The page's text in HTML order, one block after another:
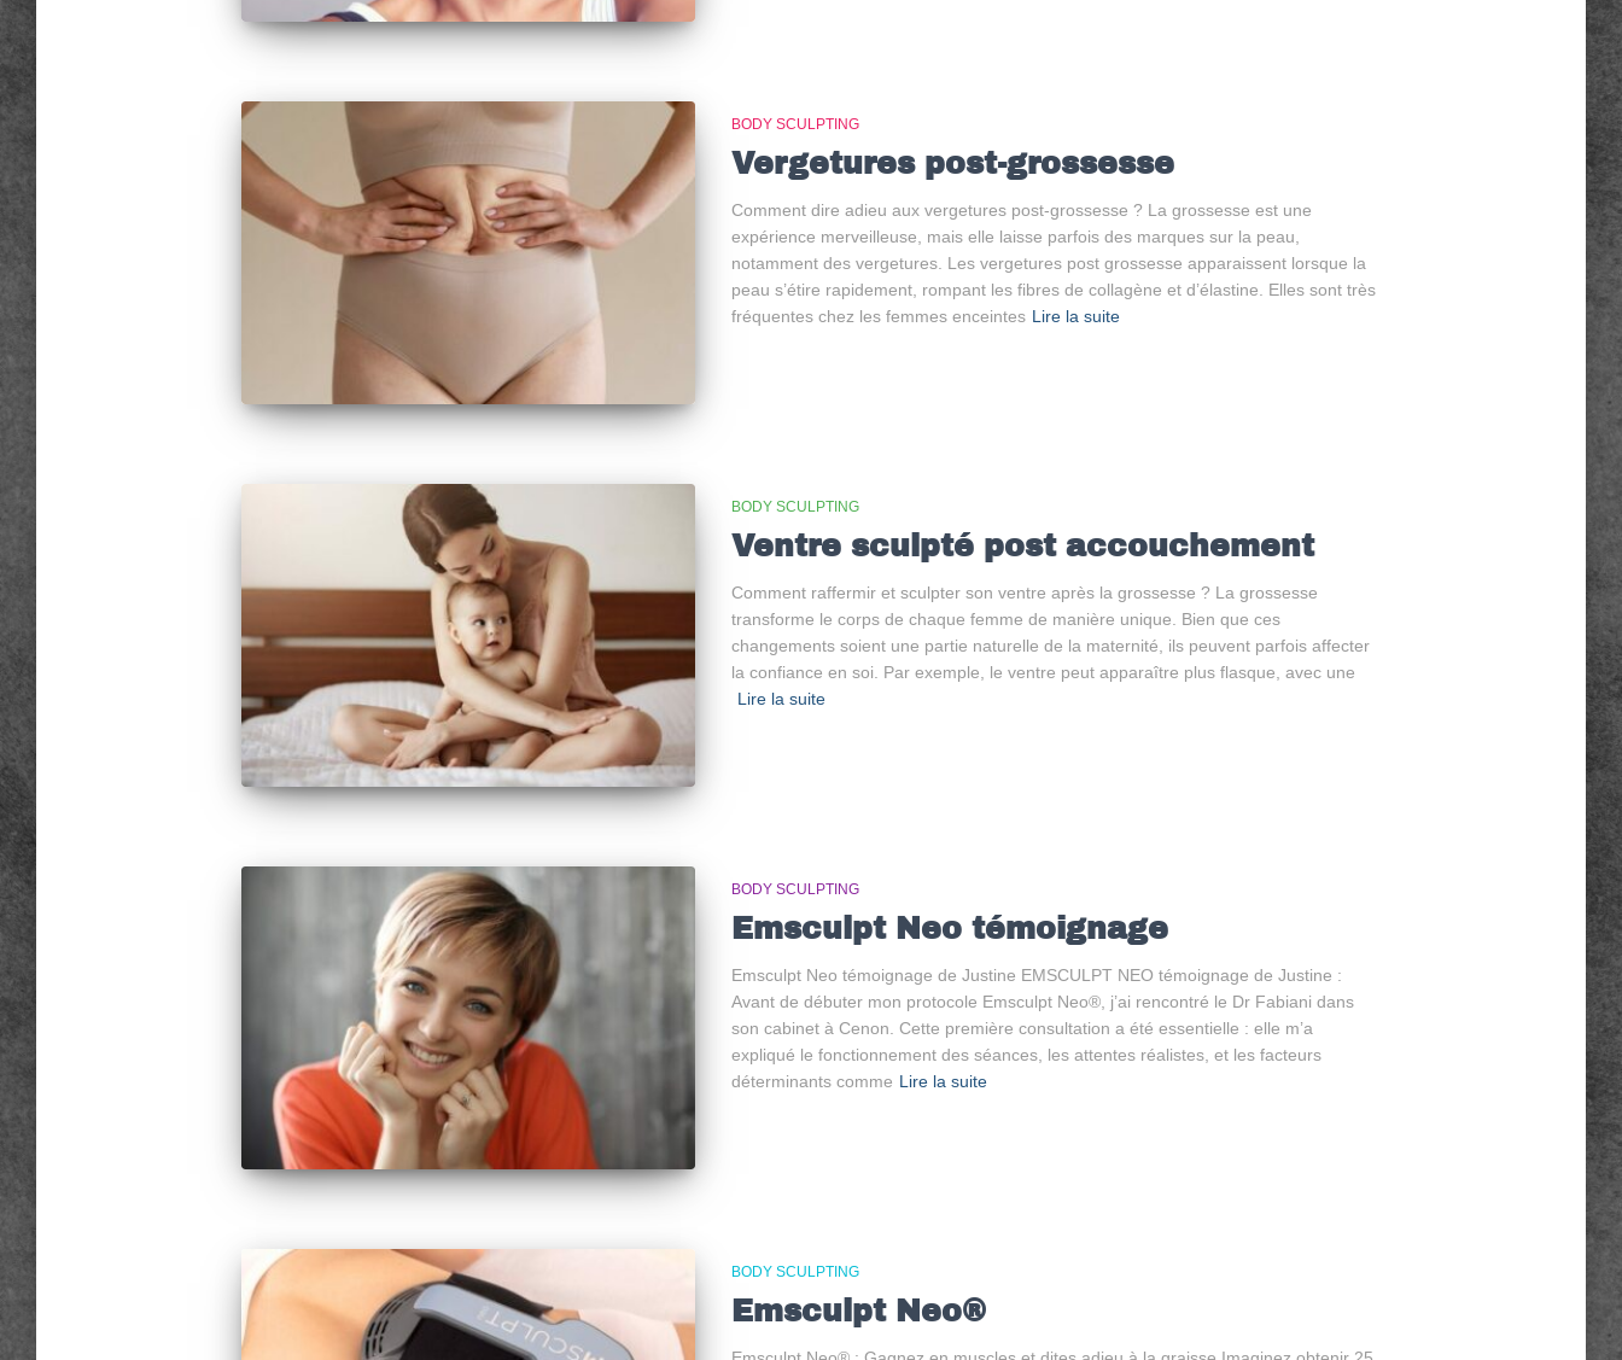
BODY SCULPTING
Vergetures post-grossesse
Comment dire adieu aux vergetures post-grossesse ? La grossesse est une
expérience merveilleuse, mais elle laisse parfois des marques sur la peau,
notamment des vergetures. Les vergetures post grossesse apparaissent lorsque la
peau s’étire rapidement, rompant les fibres de collagène et d’élastine. Elles sont très
fréquentes chez les femmes enceintes Lire la suite
BODY SCULPTING
Ventre sculpté post accouchement
Comment raffermir et sculpter son ventre après la grossesse ? La grossesse
transforme le corps de chaque femme de manière unique. Bien que ces
changements soient une partie naturelle de la maternité, ils peuvent parfois affecter
la confiance en soi. Par exemple, le ventre peut apparaître plus flasque, avec une
Lire la suite
BODY SCULPTING
Emsculpt Neo témoignage
Emsculpt Neo témoignage de Justine EMSCULPT NEO témoignage de Justine :
Avant de débuter mon protocole Emsculpt Neo®, j’ai rencontré le Dr Fabiani dans
son cabinet à Cenon. Cette première consultation a été essentielle : elle m’a
expliqué le fonctionnement des séances, les attentes réalistes, et les facteurs
déterminants comme Lire la suite
BODY SCULPTING
Emsculpt Neo®